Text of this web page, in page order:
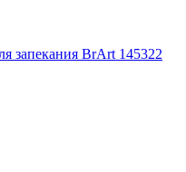
запекания BrArt 145322